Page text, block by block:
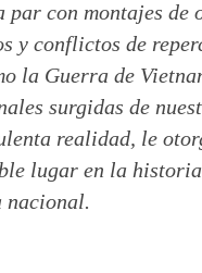
par con montajes de
y conflictos de
la Guerra de
surgidas de
realidad, le
lugar en la
nacional.